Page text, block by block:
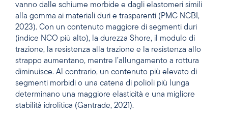
vanno dalle schiume morbide e dagli elastomeri simili
alla gomma ai materiali duri e trasparenti (PMC NCBI,
2023). Con un contenuto maggiore di segmenti duri
(indice NCO più alto), la durezza Shore, il modulo di
trazione, la resistenza alla trazione e la resistenza allo
strappo aumentano, mentre l’allungamento a rottura
diminuisce. Al contrario, un contenuto più elevato di
segmenti morbidi o una catena di polioli più lunga
determinano una maggiore elasticità e una migliore
stabilità idrolitica (Gantrade, 2021).